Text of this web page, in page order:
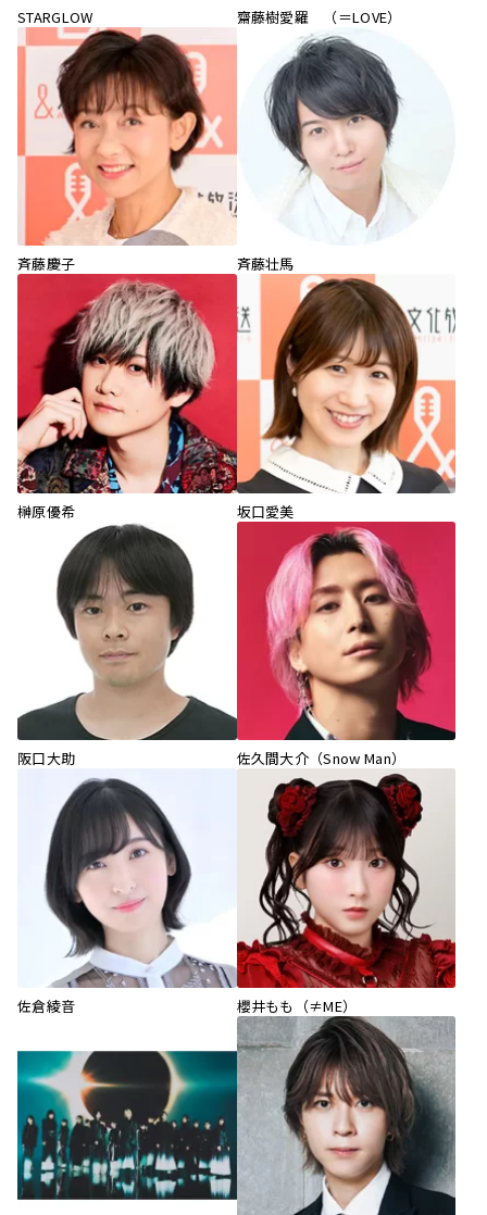
STARGLOW 齋藤樹愛羅 （＝LOVE）
斉藤慶子 斉藤壮馬
榊原優希 坂口愛美
阪口大助 佐久間大介（Snow Man）
佐倉綾音 櫻井もも（≠ME）